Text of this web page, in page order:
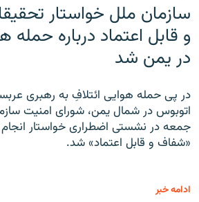
سازمان ملل خواستار
و قابل اعتماد درباره حمله
در یمن شد
در پی حمله هوایی ائتلافِ به رهبری
اتوبوس در شمال یمن، شورای امنیت
جمعه در نشستی اضطراری خواستار انجام
«شفاف و قابل اعتماد» شد.
ادامه خبر